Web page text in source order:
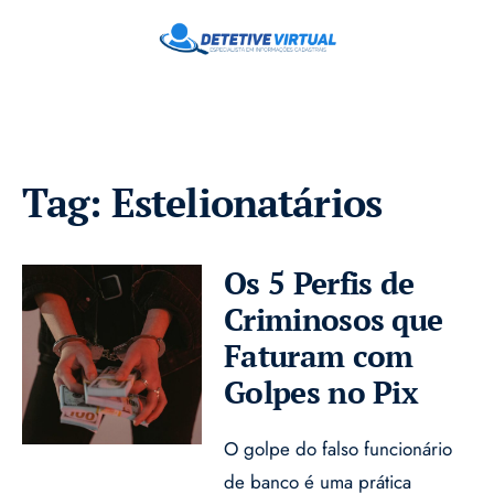
Tag: Estelionatários
Os 5 Perfis de
Criminosos que
Faturam com
Golpes no Pix
O golpe do falso funcionário
de banco é uma prática